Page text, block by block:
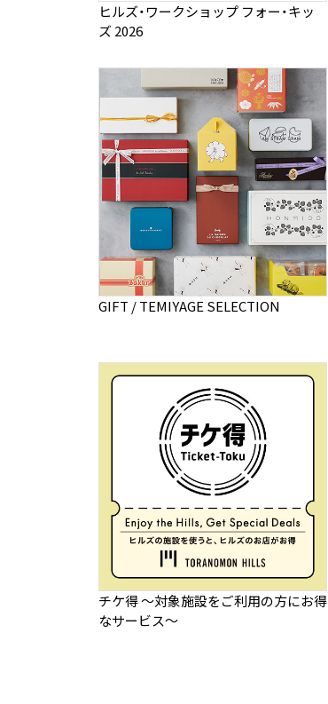
ヒルズ・ワークショップ フォー・キッ
ズ 2026
GIFT / TEMIYAGE SELECTION
チケ得 ～対象施設をご利用の方にお得
なサービス～